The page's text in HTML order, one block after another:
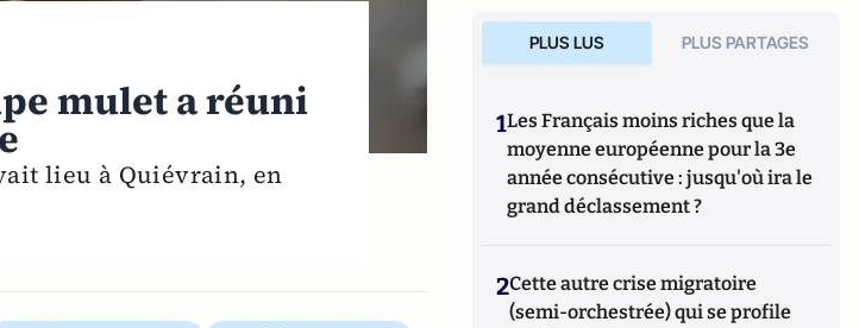
mulet a réuni
lieu à Quiévrain, en
PLUS LUS PLUS PARTAGES
1Les Français moins riches que la
moyenne européenne pour la 3e
année consécutive : jusqu'où ira le
grand déclassement ?
2Cette autre crise migratoire
(semi-orchestrée) qui se profile